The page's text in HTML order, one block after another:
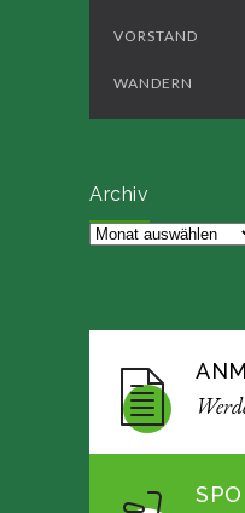
VORSTAND
WANDERN
Archiv
Archiv